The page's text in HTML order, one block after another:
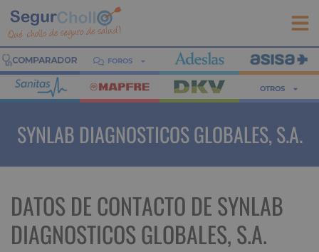
FOROS
OTROS
SYNLAB DIAGNOSTICOS GLOBALES, S.A.
DATOS DE CONTACTO DE SYNLAB
DIAGNOSTICOS GLOBALES, S.A.